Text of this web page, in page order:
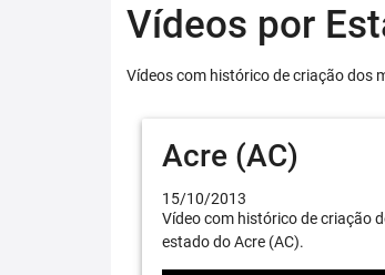
Vídeos por
Vídeos com histórico de criação dos
Acre (AC)
15/10/2013
Vídeo com histórico de criação
estado do Acre (AC).